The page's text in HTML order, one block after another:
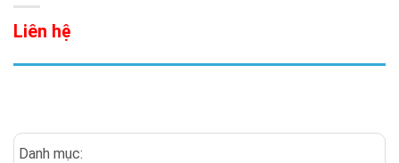
Liên hệ
Danh mục: